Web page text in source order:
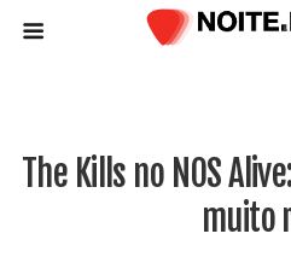
The Kills no NOS
muito